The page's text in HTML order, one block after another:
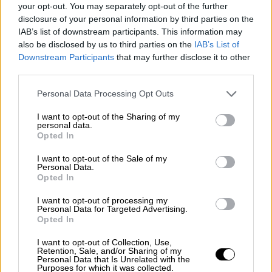
your opt-out. You may separately opt-out of the further
disclosure of your personal information by third parties on the
IAB’s list of downstream participants. This information may
also be disclosed by us to third parties on the IAB’s List of
Downstream Participants that may further disclose it to other
Personal Data Processing Opt Outs
I want to opt-out of the Sharing of my
personal data.
Opted In
I want to opt-out of the Sale of my
Personal Data.
Opted In
I want to opt-out of processing my
Personal Data for Targeted Advertising.
Opted In
I want to opt-out of Collection, Use,
Retention, Sale, and/or Sharing of my
Personal Data that Is Unrelated with the
Purposes for which it was collected.
homenaje a las víctimas de